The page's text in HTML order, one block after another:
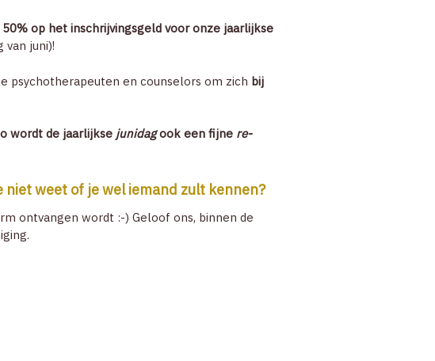
op het inschrijvingsgeld voor onze jaarlijkse
van juni)!
en counselors om zich bij
wordt de jaarlijkse junidagook een fijne re-
niet weet of je wel iemand zult kennen?
ontvangen wordt :-) Geloof ons, binnen de